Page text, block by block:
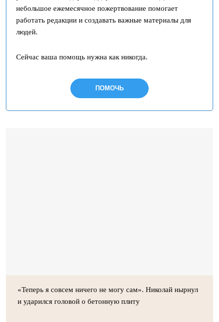
небольшое ежемесячное пожертвование помогает
работать редакции и создавать важные материалы для
людей.
Сейчас ваша помощь нужна как никогда.
ПОМОЧЬ
«Теперь я совсем ничего не могу сам». Николай нырнул
и ударился головой о бетонную плиту